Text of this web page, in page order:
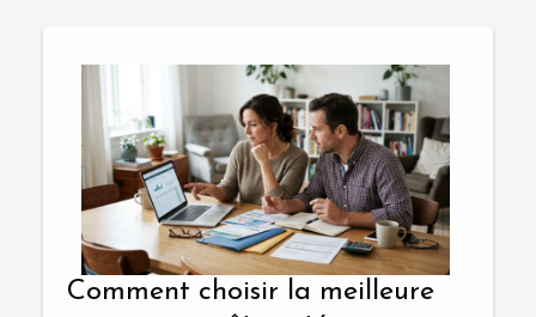
Comment choisir la meilleure